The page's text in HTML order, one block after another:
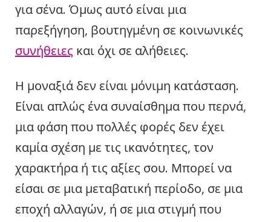
για σένα. Όμως αυτό είναι μια
παρεξήγηση, βουτηγμένη σε κοινωνικές
συνήθειες και όχι σε αλήθειες.
Η μοναξιά δεν είναι μόνιμη κατάσταση.
Είναι απλώς ένα συναίσθημα που περνά,
μια φάση που πολλές φορές δεν έχει
καμία σχέση με τις ικανότητες, τον
χαρακτήρα ή τις αξίες σου. Μπορεί να
είσαι σε μια μεταβατική περίοδο, σε μια
εποχή αλλαγών, ή σε μια στιγμή που